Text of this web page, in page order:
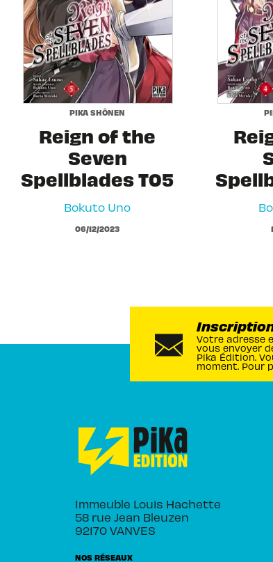
PIKA SHÔNEN
Reign of the
Seven
Spellblades T05
Bokuto Uno
06/12/2023
Votre adresse
vous envoyer
Pika Édition.
moment. Pour
Immeuble Louis Hachette
58 rue Jean Bleuzen
92170 VANVES
NOS RÉSEAUX